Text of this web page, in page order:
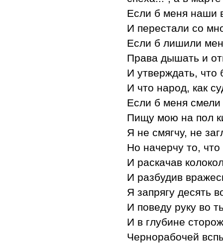
Если б меня наши
И перестали со
Если б лишили
Права дышать и
И утверждать, что
И что народ, как
Если б меня
Пищу мою на пол
Я не смягчу, не
Но начерчу то,
И раскачав
И разбудив
Я запрягу десять
И поведу руку во
И в глубине
Чернорабочей